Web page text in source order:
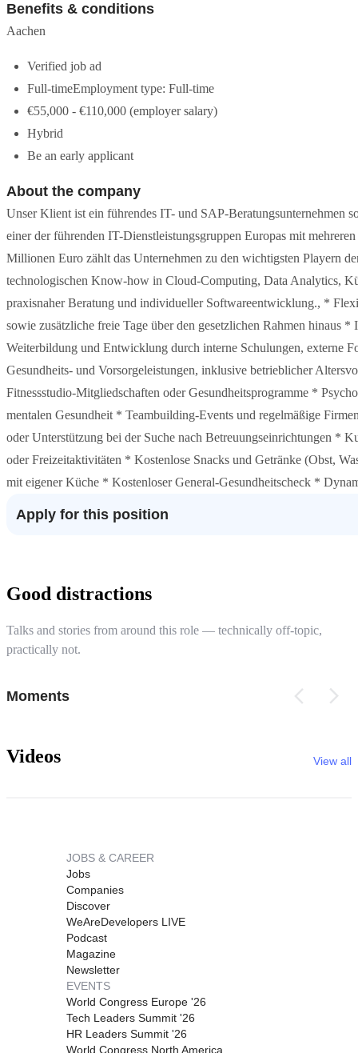
Benefits & conditions
Aachen
Verified job ad
Full-timeEmployment type: Full-time
€55,000 - €110,000 (employer salary)
Hybrid
Be an early applicant
About the company
Unser Klient ist ein führendes IT- und SAP-Beratungsunternehmen
einer der führenden IT-Dienstleistungsgruppen Europas mit
Millionen Euro zählt das Unternehmen zu den wichtigsten Playern
technologischen Know-how in Cloud-Computing, Data Analytics,
praxisnaher Beratung und individueller Softwareentwicklung., *
sowie zusätzliche freie Tage über den gesetzlichen Rahmen hinaus
Weiterbildung und Entwicklung durch interne Schulungen, externe
Gesundheits- und Vorsorgeleistungen, inklusive betrieblicher
Fitnessstudio-Mitgliedschaften oder Gesundheitsprogramme *
mentalen Gesundheit * Teambuilding-Events und regelmäßige
oder Unterstützung bei der Suche nach Betreuungseinrichtungen *
oder Freizeitaktivitäten * Kostenlose Snacks und Getränke (Obst,
mit eigener Küche * Kostenloser General-Gesundheitscheck *
Apply for this position
Good distractions
Talks and stories from around this role — technically off-topic,
practically not.
Moments
Videos View all
JOBS & CAREER
Jobs
Companies
Discover
WeAreDevelopers LIVE
Podcast
Magazine
Newsletter
EVENTS
World Congress Europe '26
Tech Leaders Summit '26
HR Leaders Summit '26
World Congress North America